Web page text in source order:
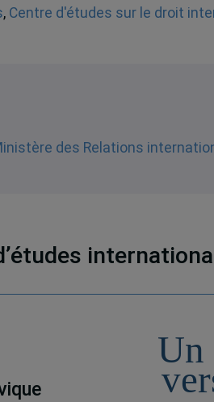
, Centre d'études sur le droit
Un